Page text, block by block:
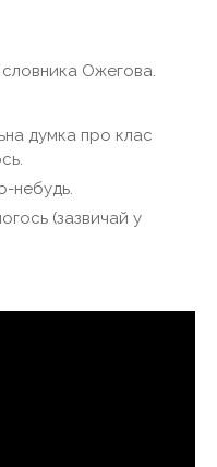
словника Ожегова.
думка про клас
небудь.
(зазвичай у